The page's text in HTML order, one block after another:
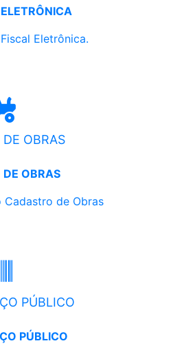
Eletrônica.
OBRAS
OBRAS
de Obras
PÚBLICO
PÚBLICO